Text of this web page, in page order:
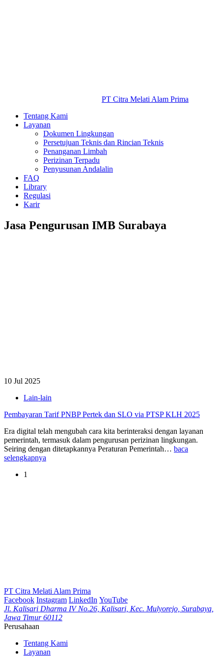
PT Citra Melati Alam Prima
Tentang Kami
Layanan
Dokumen Lingkungan
Persetujuan Teknis dan Rincian Teknis
Penanganan Limbah
Perizinan Terpadu
Penyusunan Andalalin
FAQ
Library
Regulasi
Karir
Jasa Pengurusan IMB Surabaya
10 Jul 2025
Lain-lain
Pembayaran Tarif PNBP Pertek dan SLO via PTSP KLH 2025
Era digital telah mengubah cara kita berinteraksi dengan layanan
pemerintah, termasuk dalam pengurusan perizinan lingkungan.
Seiring dengan ditetapkannya Peraturan Pemerintah… baca
selengkapnya
1
PT Citra Melati Alam Prima
Facebook Instagram LinkedIn YouTube
Jl. Kalisari Dharma IV No.26, Kalisari, Kec. Mulyorejo, Surabaya,
Jawa Timur 60112
Perusahaan
Tentang Kami
Layanan